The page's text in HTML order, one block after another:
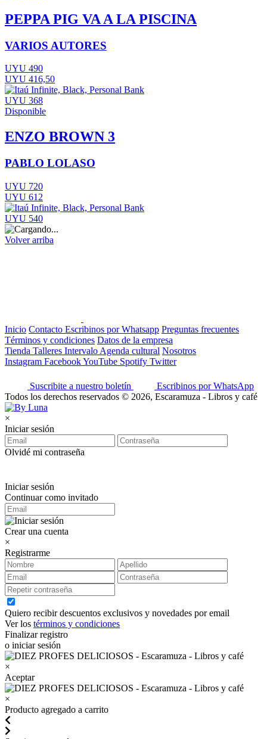
PEPPA PIG VA A LA PISCINA
VARIOS AUTORES
UYU 490
UYU 416,50
UYU 368
Disponible
ENZO BROWN 3
PABLO LOLASO
UYU 720
UYU 612
UYU 540
Volver arriba
Inicio Contacto Escribinos por Whatsapp Preguntas frecuentes
Términos y condiciones Datos de la empresa
Tienda Talleres Intervalo Agenda cultural Nosotros
Instagram FacebookYouTube Spotify Twitter
Suscribite a nuestro boletín
Escribinos por WhatsApp
Todos los derechos reservados © 2026, Escaramuza - Libros y café
×
Iniciar sesión
Olvidé mi contraseña
Iniciar sesión
Continuar como invitado
Crear una cuenta
×
Registrarme
Quiero recibir descuentos exclusivos y novedades por email
Ver los términos y condiciones
Finalizar registro
o iniciar sesión
×
Aceptar
×
Producto agregado a carrito